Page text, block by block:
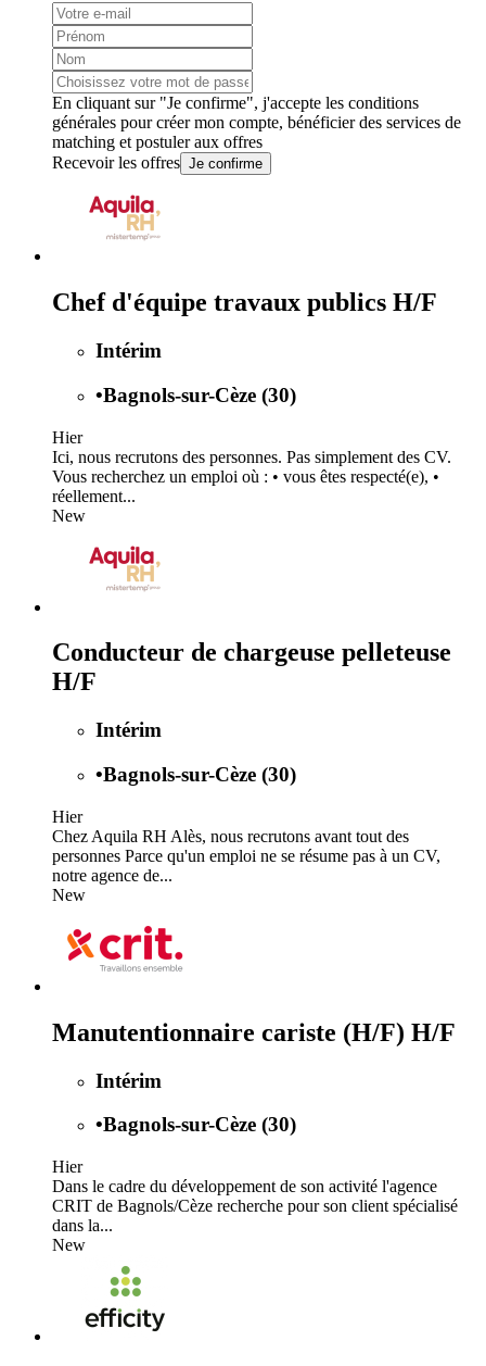
En cliquant sur "Je confirme", j'accepte les conditions
générales pour créer mon compte, bénéficier des services de
matching et postuler aux offres
Recevoir les offres Je confirme
Chef d'équipe travaux publics H/F
Intérim
•Bagnols-sur-Cèze (30)
Hier
Ici, nous recrutons des personnes. Pas simplement des CV.
Vous recherchez un emploi où : • vous êtes respecté(e), •
réellement...
New
Conducteur de chargeuse pelleteuse
H/F
Intérim
•Bagnols-sur-Cèze (30)
Hier
Chez Aquila RH Alès, nous recrutons avant tout des
personnes Parce qu'un emploi ne se résume pas à un CV,
notre agence de...
New
Manutentionnaire cariste (H/F) H/F
Intérim
•Bagnols-sur-Cèze (30)
Hier
Dans le cadre du développement de son activité l'agence
CRIT de Bagnols/Cèze recherche pour son client spécialisé
dans la...
New